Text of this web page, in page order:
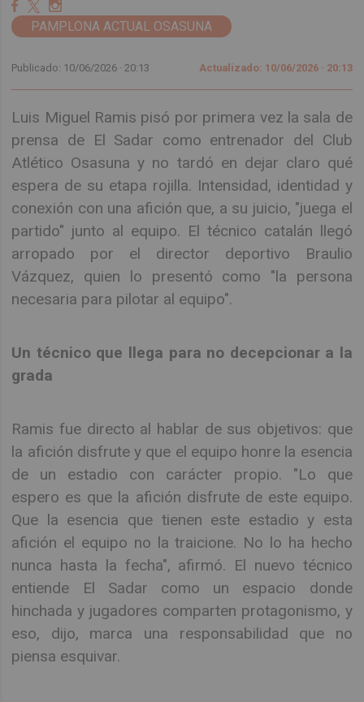
PAMPLONA ACTUAL OSASUNA
Publicado: 10/06/2026 ·20:13 Actualizado: 10/06/2026 · 20:13
Luis Miguel Ramis pisó por primera vez la sala de
prensa de El Sadar como entrenador del Club
Atlético Osasuna y no tardó en dejar claro qué
espera de su etapa rojilla. Intensidad, identidad y
conexión con una afición que, a su juicio, "juega el
partido" junto al equipo. El técnico catalán llegó
arropado por el director deportivo Braulio
Vázquez, quien lo presentó como "la persona
necesaria para pilotar al equipo".
Un técnico que llega para no decepcionar a la
grada
Ramis fue directo al hablar de sus objetivos: que
la afición disfrute y que el equipo honre la esencia
de un estadio con carácter propio. "Lo que
espero es que la afición disfrute de este equipo.
Que la esencia que tienen este estadio y esta
afición el equipo no la traicione. No lo ha hecho
nunca hasta la fecha", afirmó. El nuevo técnico
entiende El Sadar como un espacio donde
hinchada y jugadores comparten protagonismo, y
eso, dijo, marca una responsabilidad que no
piensa esquivar.